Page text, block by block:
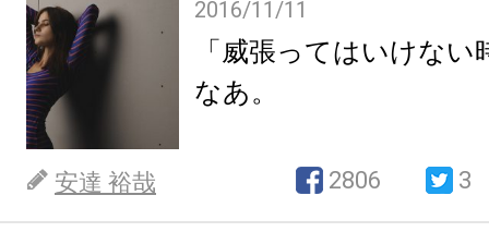
2016/11/11
「威張ってはいけな
なあ。
安達 裕哉 2806 3